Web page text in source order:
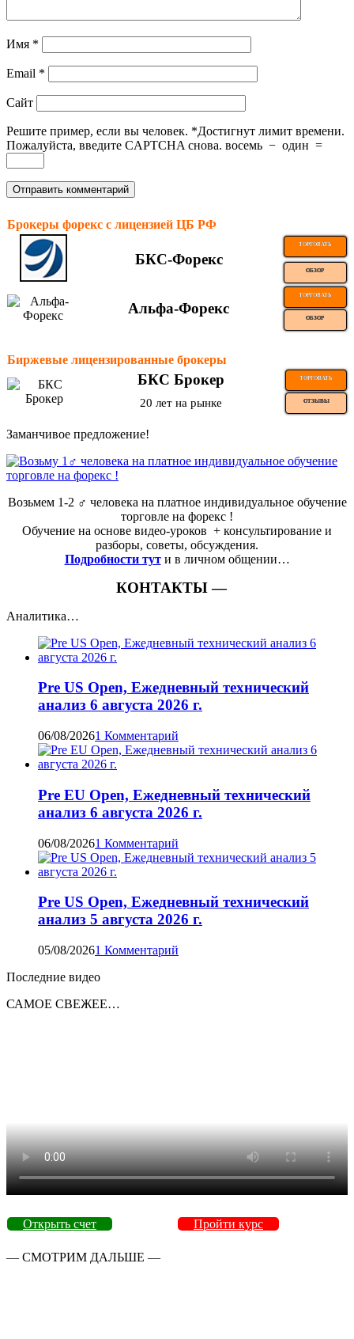
Имя *
Email *
Сайт
Решите пример, если вы человек. *Достигнут лимит времени.
Пожалуйста, введите CAPTCHA снова. восемь − один =
Брокеры форекс с лицензией ЦБ РФ
БКС-Форекс
ТОРГОВАТЬ
ОБЗОР
Альфа-Форекс
ТОРГОВАТЬ
ОБЗОР
Биржевые лицензированные брокеры
БКС Брокер ТОРГОВАТЬ
20 лет на рынке ОТЗЫВЫ
Заманчивое предложение!
Возьмем 1-2 ‍♂️ человека на платное индивидуальное обучение
торговле на форекс !
Обучение на основе видео-уроков ️ + консультирование и
разборы, советы, обсуждения.
Подробности тут и в личном общении…
КОНТАКТЫ —
Аналитика…
Pre US Open, Ежедневный технический
анализ 6 августа 2026 г.
06/08/20261 Комментарий
Pre EU Open, Ежедневный технический
анализ 6 августа 2026 г.
06/08/20261 Комментарий
Pre US Open, Ежедневный технический
анализ 5 августа 2026 г.
05/08/20261 Комментарий
Последние видео
САМОЕ СВЕЖЕЕ…
Открыть счет Пройти курс
— СМОТРИМ ДАЛЬШЕ —